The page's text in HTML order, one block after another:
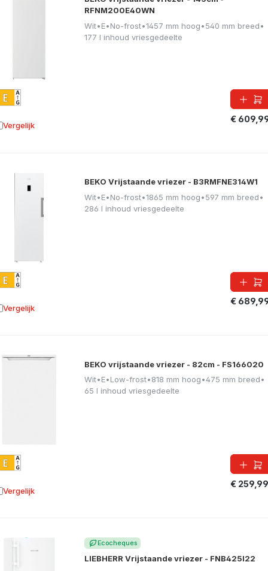
RFNM200E40WN
Wit•E•No-frost•1457 mm hoog•540 mm breed•
177 l inhoud vriesgedeelte
€
Vergelijk aan vergelijking
BEKO Vrijstaande vriezer - B3RMFNE314W1
Wit•E•No-frost•1865 mm hoog•597 mm breed•
286 l inhoud vriesgedeelte
€
Vergelijk aan vergelijking
BEKO vrijstaande vriezer - 82cm - FS166020
Wit•E•Low-frost•818 mm hoog•475 mm breed•
65 l inhoud vriesgedeelte
€ 259,99
Vergelijk aan vergelijking
Ecocheques
LIEBHERR Vrijstaande vriezer - FNB425I22